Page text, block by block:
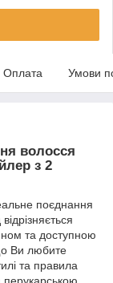
Оплата Умови
волосся
з 2
поєднання
та доступною
Ви любите
та правила
перукарською